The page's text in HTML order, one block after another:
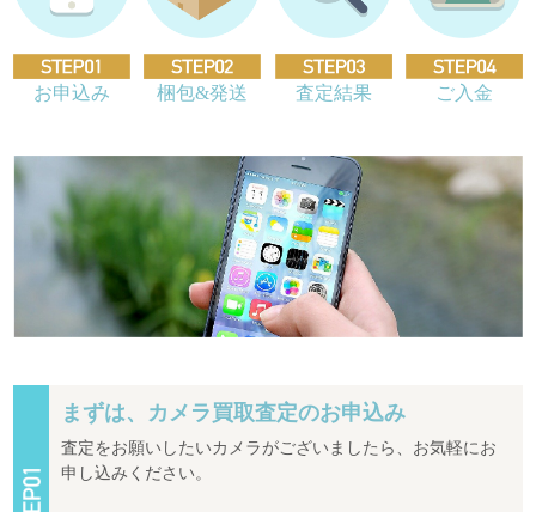
お申込み 梱包&発送 査定結果 ご入金
まずは、カメラ買取査定のお申込み
査定をお願いしたいカメラがございましたら、お気軽にお
申し込みください。